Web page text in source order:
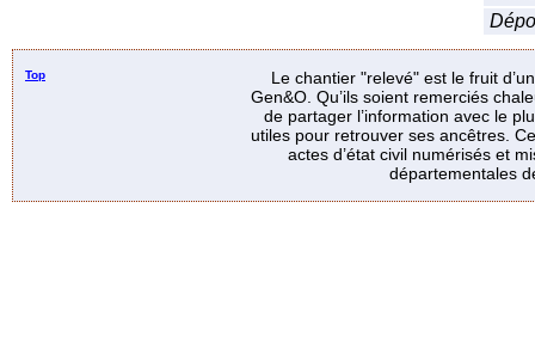
Top
Le chantier "relevé" est le fruit
Gen&O. Qu’ils soient remerciés
de partager l’information avec le
utiles pour retrouver ses ancêtres.
actes d’état civil numérisés et
départementales